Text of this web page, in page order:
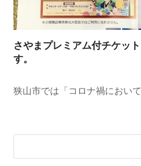
さやまプレミアム付チケッ
す。
狭山市では「コロナ禍におい